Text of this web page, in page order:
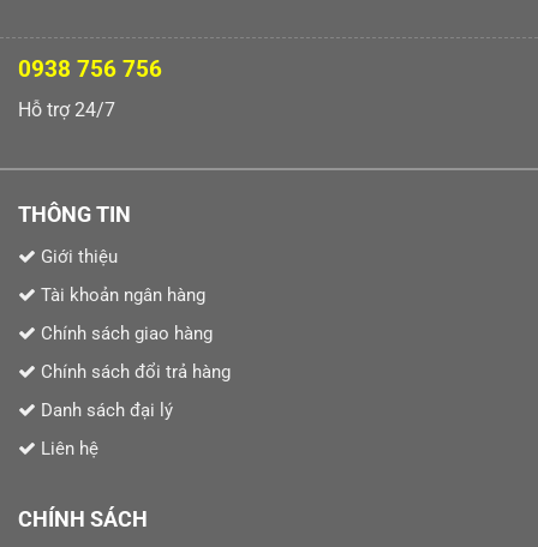
0938 756 756
Hỗ trợ 24/7
THÔNG TIN
Giới thiệu
Tài khoản ngân hàng
Chính sách giao hàng
Chính sách đổi trả hàng
Danh sách đại lý
Liên hệ
CHÍNH SÁCH